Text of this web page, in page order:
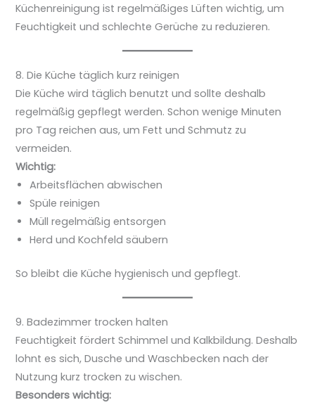
Küchenreinigung ist regelmäßiges Lüften wichtig, um
Feuchtigkeit und schlechte Gerüche zu reduzieren.
8. Die Küche täglich kurz reinigen
Die Küche wird täglich benutzt und sollte deshalb
regelmäßig gepflegt werden. Schon wenige Minuten
pro Tag reichen aus, um Fett und Schmutz zu
vermeiden.
Wichtig:
Arbeitsflächen abwischen
Spüle reinigen
Müll regelmäßig entsorgen
Herd und Kochfeld säubern
So bleibt die Küche hygienisch und gepflegt.
9. Badezimmer trocken halten
Feuchtigkeit fördert Schimmel und Kalkbildung. Deshalb
lohnt es sich, Dusche und Waschbecken nach der
Nutzung kurz trocken zu wischen.
Besonders wichtig: